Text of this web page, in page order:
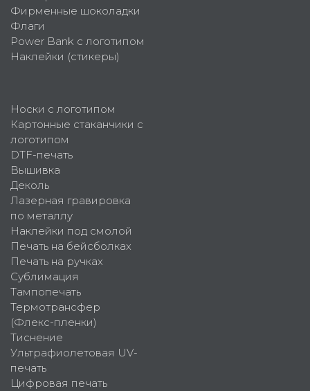
Фирменные шоколадки
Флаги
Power Bank с логотипом
Наклейки (стикеры)
Носки с логотипом
Картонные стаканчики с
логотипом
DTF-печать
Вышивка
Деколь
Лазерная гравировка
по металлу
Наклейки под смолой
Печать на бейсболках
Печать на ручках
Сублимация
Тампопечать
Термотрансфер
(Флекс-пленки)
Тиснение
Ультрафиолетовая UV-
печать
Цифровая печать